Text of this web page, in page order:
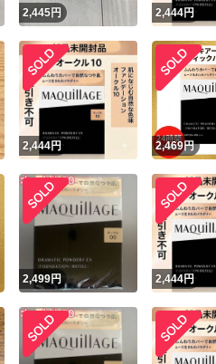
2,445円 2,444円
2,444円 2,469円
2,499円 2,444円